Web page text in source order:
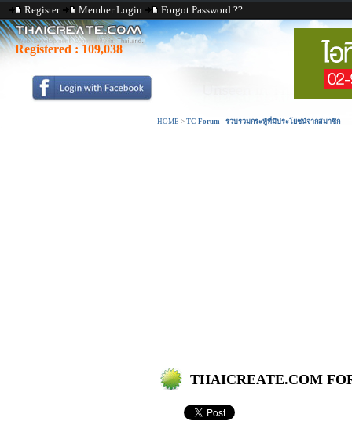
Register Member Login Forgot Password ??
Registered : 109,038
HOME > TC Forum - รวบรวมกระทู้ที่มีประโยชน์จากสมาชิก
THAICREATE.COM